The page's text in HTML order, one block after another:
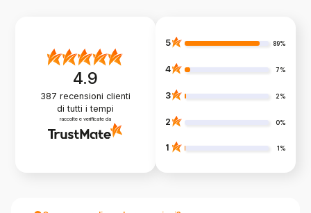
4.9
387 recensioni clienti
di tutti i tempi
raccolte e verificate da
5 89%
4 7%
3 2%
2 0%
1 1%